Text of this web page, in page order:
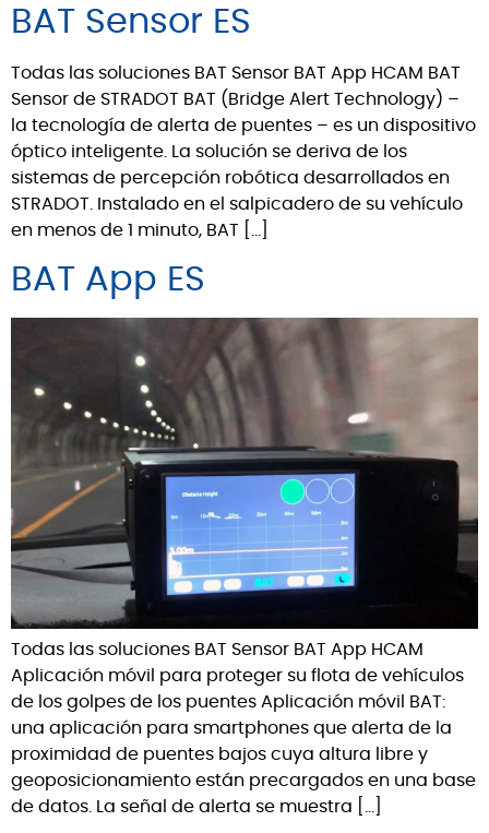
BAT Sensor ES
Todas las soluciones BAT Sensor BAT App HCAM BAT
Sensor de STRADOT BAT (Bridge Alert Technology) –
la tecnología de alerta de puentes – es un dispositivo
óptico inteligente. La solución se deriva de los
sistemas de percepción robótica desarrollados en
STRADOT. Instalado en el salpicadero de su vehículo
en menos de 1 minuto, BAT […]
BAT App ES
Todas las soluciones BAT Sensor BAT App HCAM
Aplicación móvil para proteger su flota de vehículos
de los golpes de los puentes Aplicación móvil BAT:
una aplicación para smartphones que alerta de la
proximidad de puentes bajos cuya altura libre y
geoposicionamiento están precargados en una base
de datos. La señal de alerta se muestra […]